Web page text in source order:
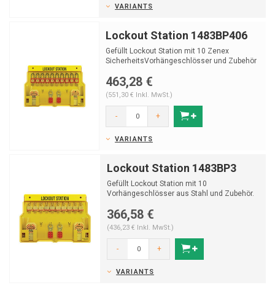
VARIANTS
Lockout Station 1483BP406
Gefüllt Lockout Station mit 10 Zenex
SicherheitsVorhängeschlösser und Zubehör
463,28 €
(551,30 € Inkl. MwSt.)
- +
VARIANTS
Lockout Station 1483BP3
Gefüllt Lockout Station mit 10
Vorhängeschlösser aus Stahl und Zubehör.
366,58 €
(436,23 € Inkl. MwSt.)
- +
VARIANTS